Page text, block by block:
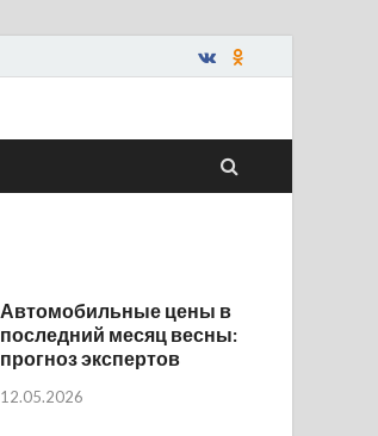
Автомобильные цены в
последний месяц весны:
прогноз экспертов
12.05.2026